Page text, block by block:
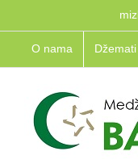
to
contentO nama Džemati